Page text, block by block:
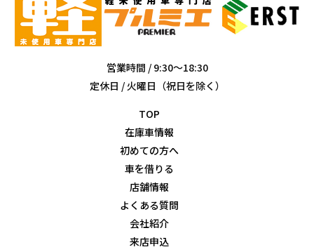
営業時間 / 9:30～18:30
定休日 / 火曜日（祝日を除く）
TOP
在庫車情報
初めての方へ
車を借りる
店舗情報
よくある質問
会社紹介
来店申込